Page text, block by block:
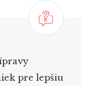
pre lepšiu